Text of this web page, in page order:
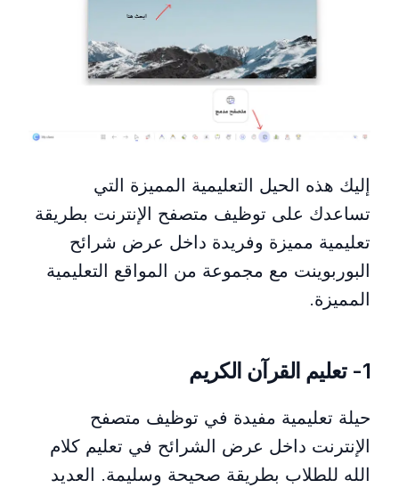
إليك هذه الحيل التعليمية المميزة التي
تساعدك على توظيف متصفح الإنترنت بطريقة
تعليمية مميزة وفريدة داخل عرض شرائح
البوربوينت مع مجموعة من المواقع التعليمية
المميزة.
1- تعليم القرآن الكريم
حيلة تعليمية مفيدة في توظيف متصفح
الإنترنت داخل عرض الشرائح في تعليم كلام
الله للطلاب بطريقة صحيحة وسليمة. العديد